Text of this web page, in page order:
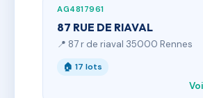
AG4817961
87 RUE DE RIAVAL
📍 87 r de riaval 35000 Rennes
🏠 17 lots